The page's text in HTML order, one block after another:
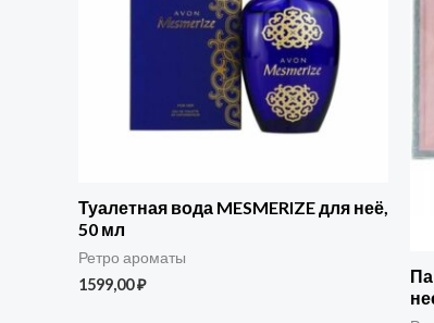
Туалетная вода MESMERIZE для неё,
50 мл
Ретро ароматы
1599,00₽